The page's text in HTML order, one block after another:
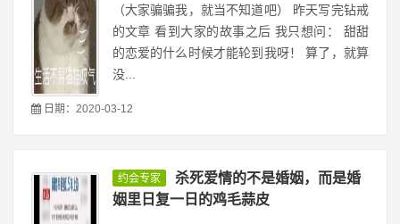
（大家骗骗我，就当不知道吧） 昨天写完钻戒
的文章 看到大家的故事之后 我只想问： 甜甜
的恋爱的什么时候才能轮到我呀！ 算了，就算
没...
日期：2020-03-12
约会专家
杀死爱情的不是婚姻，而是婚
姻里日复一日的鸡毛蒜皮